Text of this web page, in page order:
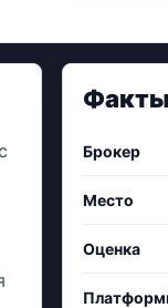
Факты
Брокер
Место
Оценка